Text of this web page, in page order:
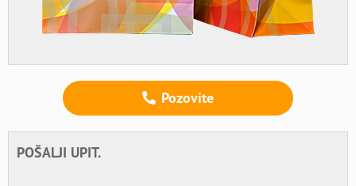
Pozovite
POŠALJI UPIT.